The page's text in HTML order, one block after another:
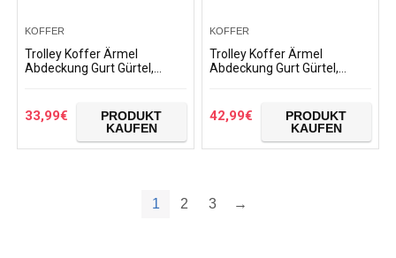
KOFFER
Trolley Koffer Ärmel
Abdeckung Gurt Gürtel,
Protective Cover Elastic…
33,99€
PRODUKT
KAUFEN
KOFFER
Trolley Koffer Ärmel
Abdeckung Gurt Gürtel,
Case XL (29″-32″), D #
42,99€
PRODUKT
KAUFEN
1 2 3 →